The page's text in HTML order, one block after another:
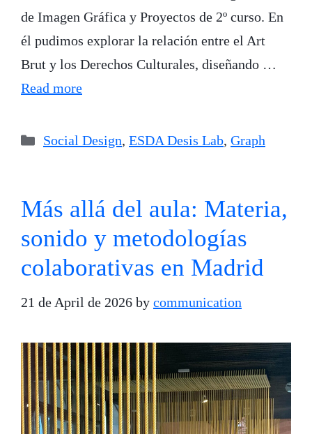
de Imagen Gráfica y Proyectos de 2º curso. En
él pudimos explorar la relación entre el Art
Brut y los Derechos Culturales, diseñando …
Read more
Categories
Social Design, ESDA Desis Lab, Graph
Más allá del aula: Materia,
sonido y metodologías
colaborativas en Madrid
21 de April de 2026 by communication